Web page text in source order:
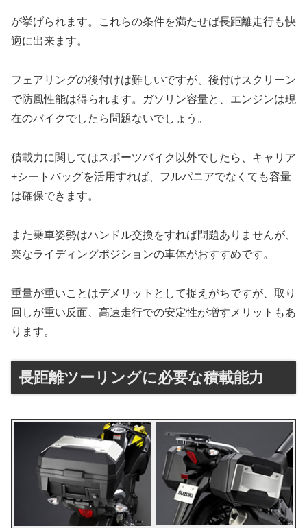
が挙げられます。これらの条件を満たせば長距離走行も快
適に出来ます。
フェアリングの後付けは難しいですが、後付けスクリーン
で防風性能は得られます。ガソリン容量と、エンジンは現
在のバイクでしたら問題ないでしょう。
積載力に関してはスポーツバイク以外でしたら、キャリア
+シートバッグを活用すれば、フルパニアでなくても容量
は確保できます。
また乗車姿勢はハンドル交換をすれば問題ありませんが、
楽なライディングポジションの車体がおすすめです。
重量が重いことはデメリットとして捉えがちですが、取り
回しが重い反面、高速走行での安定性が増すメリットもあ
ります。
長距離ツーリングに必要な積載能力